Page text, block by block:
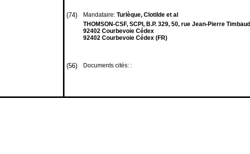
(74) Mandataire: Turlèque, Clotilde et al
THOMSON-CSF, SCPI, B.P. 329, 50, rue Jean-Pierre Timbaud
92402 Courbevoie Cédex
92402 Courbevoie Cédex (FR)
(56) Documents cités: :